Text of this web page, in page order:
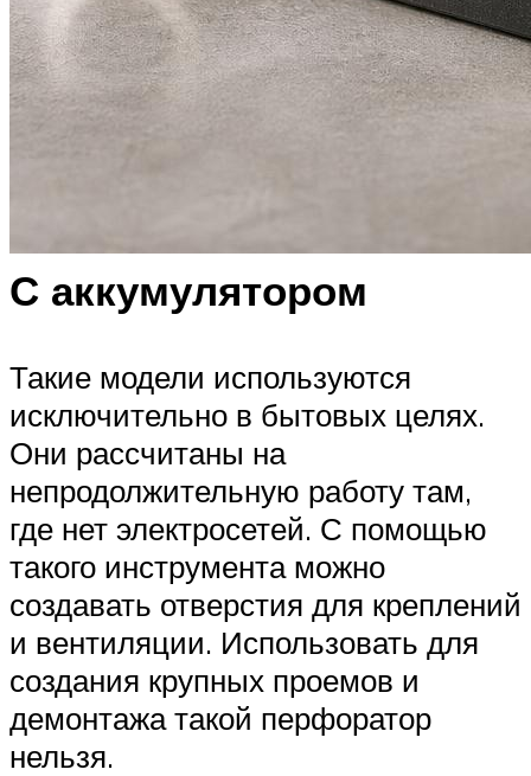
С аккумулятором
Такие модели используются
исключительно в бытовых целях.
Они рассчитаны на
непродолжительную работу там,
где нет электросетей. С помощью
такого инструмента можно
создавать отверстия для креплений
и вентиляции. Использовать для
создания крупных проемов и
демонтажа такой перфоратор
нельзя.